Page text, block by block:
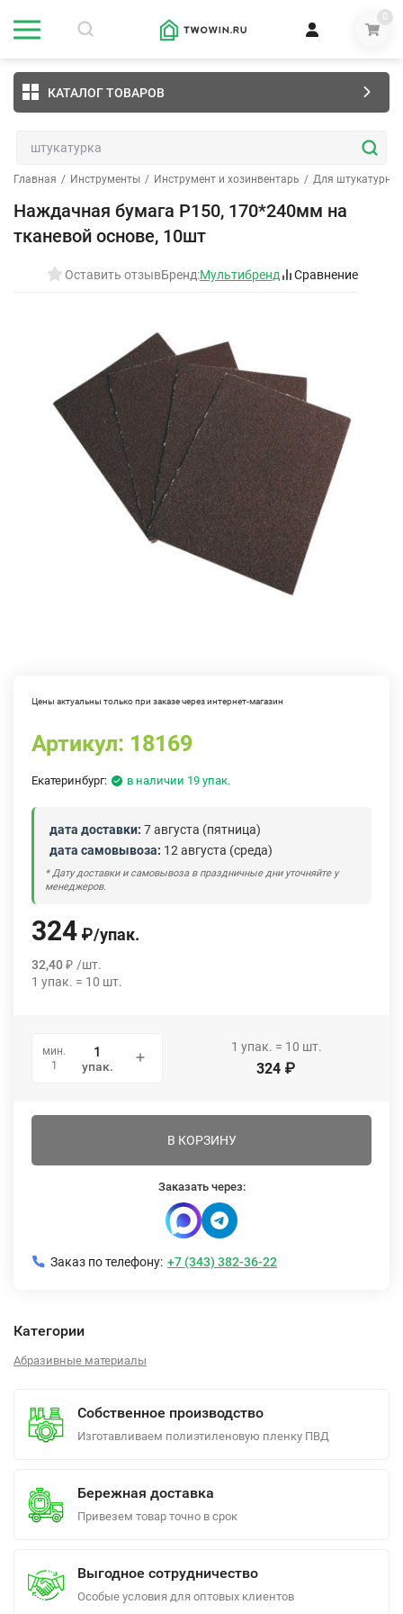
0
КАТАЛОГ ТОВАРОВ
Главная / Инструменты / Инструмент и хозинвентарь / Для
Наждачная бумага Р150, 170*240мм на
тканевой основе, 10шт
Оставить отзывБренд:Мультибренд Сравнение
Цены актуальны только при заказе через интернет-магазин
Артикул: 18169
Екатеринбург: в наличии 19 упак.
дата доставки: 7 августа (пятница)
дата самовывоза: 12 августа (среда)
* Дату доставки и самовывоза в праздничные дни уточняйте у
менеджеров.
324 ₽/упак.
32,40₽ /шт.
1 упак. = 10 шт.
мин.
1
упак.
1 упак. = 10 шт.
324 ₽
В КОРЗИНУ
Заказать через:
Заказ по телефону: +7 (343) 382-36-22
Категории
Абразивные материалы
Собственное производство
Изготавливаем полиэтиленовую пленку ПВД
Бережная доставка
Привезем товар точно в срок
Выгодное сотрудничество
Особые условия для оптовых клиентов